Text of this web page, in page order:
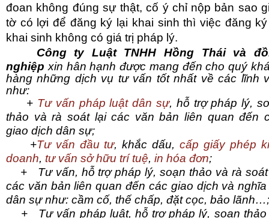
đoan không đúng sự thật, cố ý chỉ nộp bản sao
tờ có lợi để đăng ký lại khai sinh thì việc đăng
khai sinh không có giá trị pháp lý.
Công ty Luật TNHH Hồng Thái và
nghiệp xin hân hạnh được mang đến cho quý
hàng những dịch vụ tư vấn tốt nhất về các lĩnh
như:
+ Tư vấn pháp luật dân sự, hỗ trợ pháp lý,
thảo và rà soát lại các văn bản liên quan đến
giao dịch dân sự;
+Tư vấn đầu tư, khắc dấu,cấp giấy phép
doanh, tư vấn sở hữu trí tuệ, in hóa đơn;
+ Tư vấn, hỗ trợ pháp lý, soạn thảo và rà
các văn bản liên quan đến các giao dịch và
dân sự như: cầm cố, thế chấp, đặt cọc, bảo lãnh…;
+ Tư vấn pháp luật, hỗ trợ pháp lý, soạn thảo